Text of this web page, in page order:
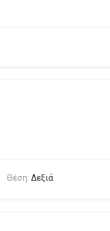
Θέση: Δεξιά